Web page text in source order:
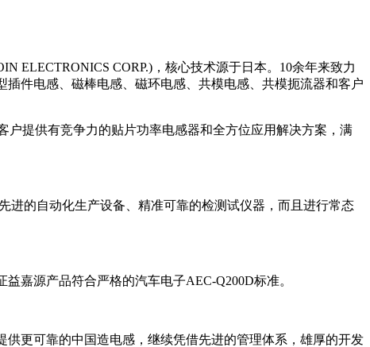
ELECTRONICS CORP.)，核心技术源于日本。10余年来致力
件电感、磁棒电感、磁环电感、共模电感、共模扼流器和客户
户提供有竞争力的贴片功率电感器和全方位应用解决方案，满
进的自动化生产设备、精准可靠的检测试仪器，而且进行常态
嘉源产品符合严格的汽车电子AEC-Q200D标准。
更可靠的中国造电感，继续凭借先进的管理体系，雄厚的开发